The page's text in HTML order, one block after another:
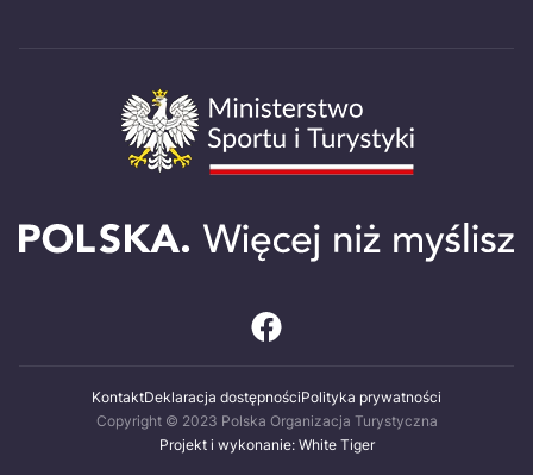
KontaktDeklaracja dostępnościPolityka prywatności
Copyright © 2023 Polska Organizacja Turystyczna
Projekt i wykonanie: White Tiger